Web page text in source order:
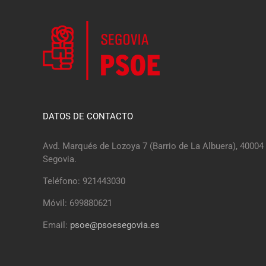
DATOS DE CONTACTO
Avd. Marqués de Lozoya 7 (Barrio de La Albuera), 40004
Segovia.
Teléfono: 921443030
Móvil: 699880621
Email: psoe@psoesegovia.es